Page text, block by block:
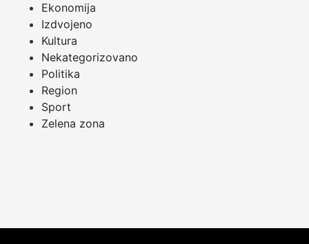
Ekonomija
Izdvojeno
Kultura
Nekategorizovano
Politika
Region
Sport
Zelena zona